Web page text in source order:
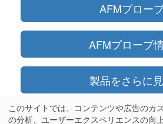
AFMプロー
AFMプローブ
製品をさらに
オンラインショ
このサイトでは、コンテンツや広告のカ
の分析、ユーザーエクスペリエンスの向